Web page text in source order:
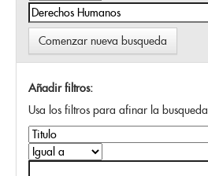
Comenzar nueva busqueda
Añadir filtros:
Usa los filtros para afinar la busqueda.